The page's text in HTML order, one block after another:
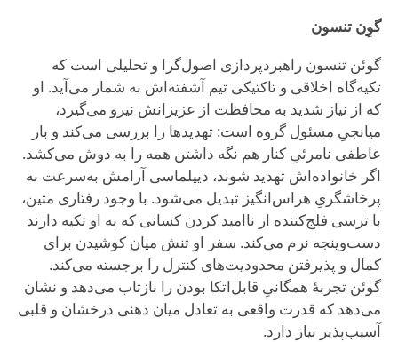
گوِن تنسون
گوئن تنسون راهبردپردازی اصول‌گرا و تحلیلی است که
تکیه‌گاه اخلاقی و تاکتیکی تیم آشفته‌اش به شمار می‌آید. او
که از نیاز شدید به محافظت از عزیزانش نیرو می‌گیرد،
میانجیِ مسئول گروه است: تهدیدها را بررسی می‌کند و بار
عاطفی نامرئیِ کنار هم نگه داشتن همه را به دوش می‌کشد.
اگر خانواده‌اش تهدید شوند، دیپلماسی آرامش به‌سرعت به
پرخاشگریِ هراس‌انگیز تبدیل می‌شود. با وجود رفتاری متین،
با ترسی فلج‌کننده از ناامید کردن کسانی که به او تکیه دارند
دست‌وپنجه نرم می‌کند. سفر او تنش میان کوشیدن برای
کمال و پذیرفتن محدودیت‌های کنترل را برجسته می‌کند.
گوئن تجربهٔ همگانیِ قابل‌اتکا بودن را بازتاب می‌دهد و نشان
می‌دهد که قدرت واقعی به تعادل میان ذهنی درخشان و قلبی
آسیب‌پذیر نیاز دارد.